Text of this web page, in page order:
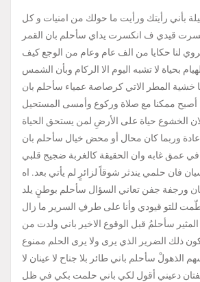
بأني رأيتك ورأيت ما حولك من امنيات و كل
قيدي ف انكسرت يداي سأحلم بان القمر
لنا حكايا من الف عام وعام من الوجع كيف
بحياة لا تشبه اليوم الا الركام وبأن الشمس
خشية المطر الاتي كرصاصة عمياء سأحلم بان
أصبح ممكنا مع صلاة وركوع وأمسى المستحيل
الان الخشوع حياة على الأرضِ لمن يستحق الحياة
وربما كان محال أو محض خيال سأحلم بان
عمق غابه وان الحقيقة كالغربة ضجيج قلبي
فان حلمي يندثر شوقاً لزائرٍ لم يأتي بعد. اه
ورجفة جفن تعاني السؤال سأحلم بوطنٍ يلد
للتو قيودي وأنا على طرفِ السرير ما زال
سأحلمُ قبل الوقوع الاخير باني ولدت من
ذلك الضرير الذي يرى ولا يرى الحلم ممنوع
الذهولْ سأحلم باني طائر بلا جناح لا عينان لا
دعيني أقول لكي باني حلمت بكي في ظل